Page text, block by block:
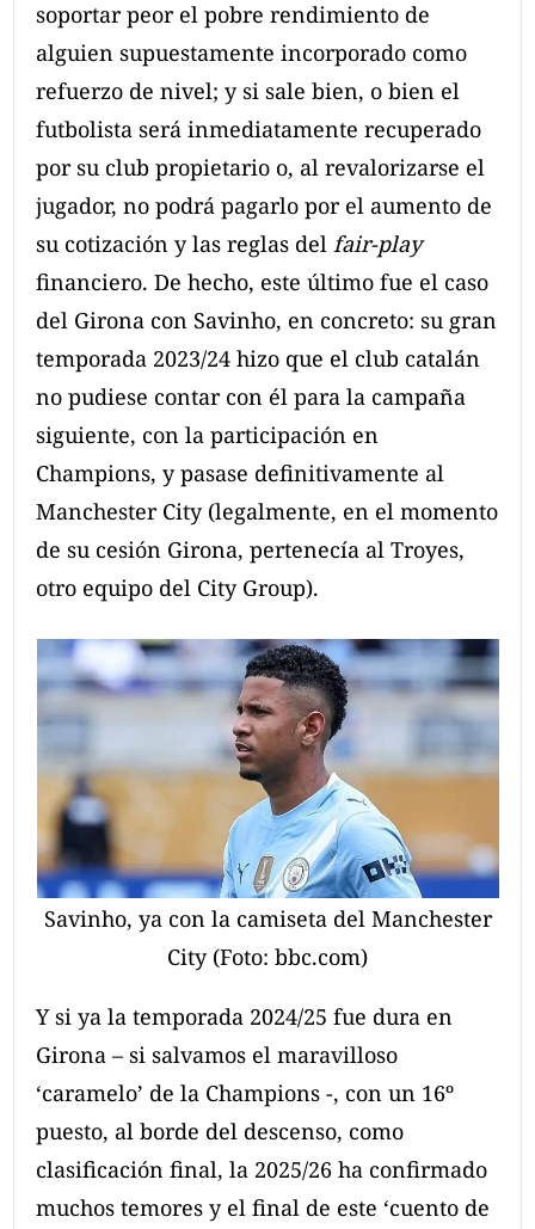
soportar peor el pobre rendimiento de
alguien supuestamente incorporado como
refuerzo de nivel; y si sale bien, o bien el
futbolista será inmediatamente recuperado
por su club propietario o, al revalorizarse el
jugador, no podrá pagarlo por el aumento de
su cotización y las reglas del fair-play
financiero. De hecho, este último fue el caso
del Girona con Savinho, en concreto: su gran
temporada 2023/24 hizo que el club catalán
no pudiese contar con él para la campaña
siguiente, con la participación en
Champions, y pasase definitivamente al
Manchester City (legalmente, en el momento
de su cesión Girona, pertenecía al Troyes,
otro equipo del City Group).
Savinho, ya con la camiseta del Manchester
City (Foto: bbc.com)
Y si ya la temporada 2024/25 fue dura en
Girona – si salvamos el maravilloso
‘caramelo’ de la Champions -, con un 16º
puesto, al borde del descenso, como
clasificación final, la 2025/26 ha confirmado
muchos temores y el final de este ‘cuento de